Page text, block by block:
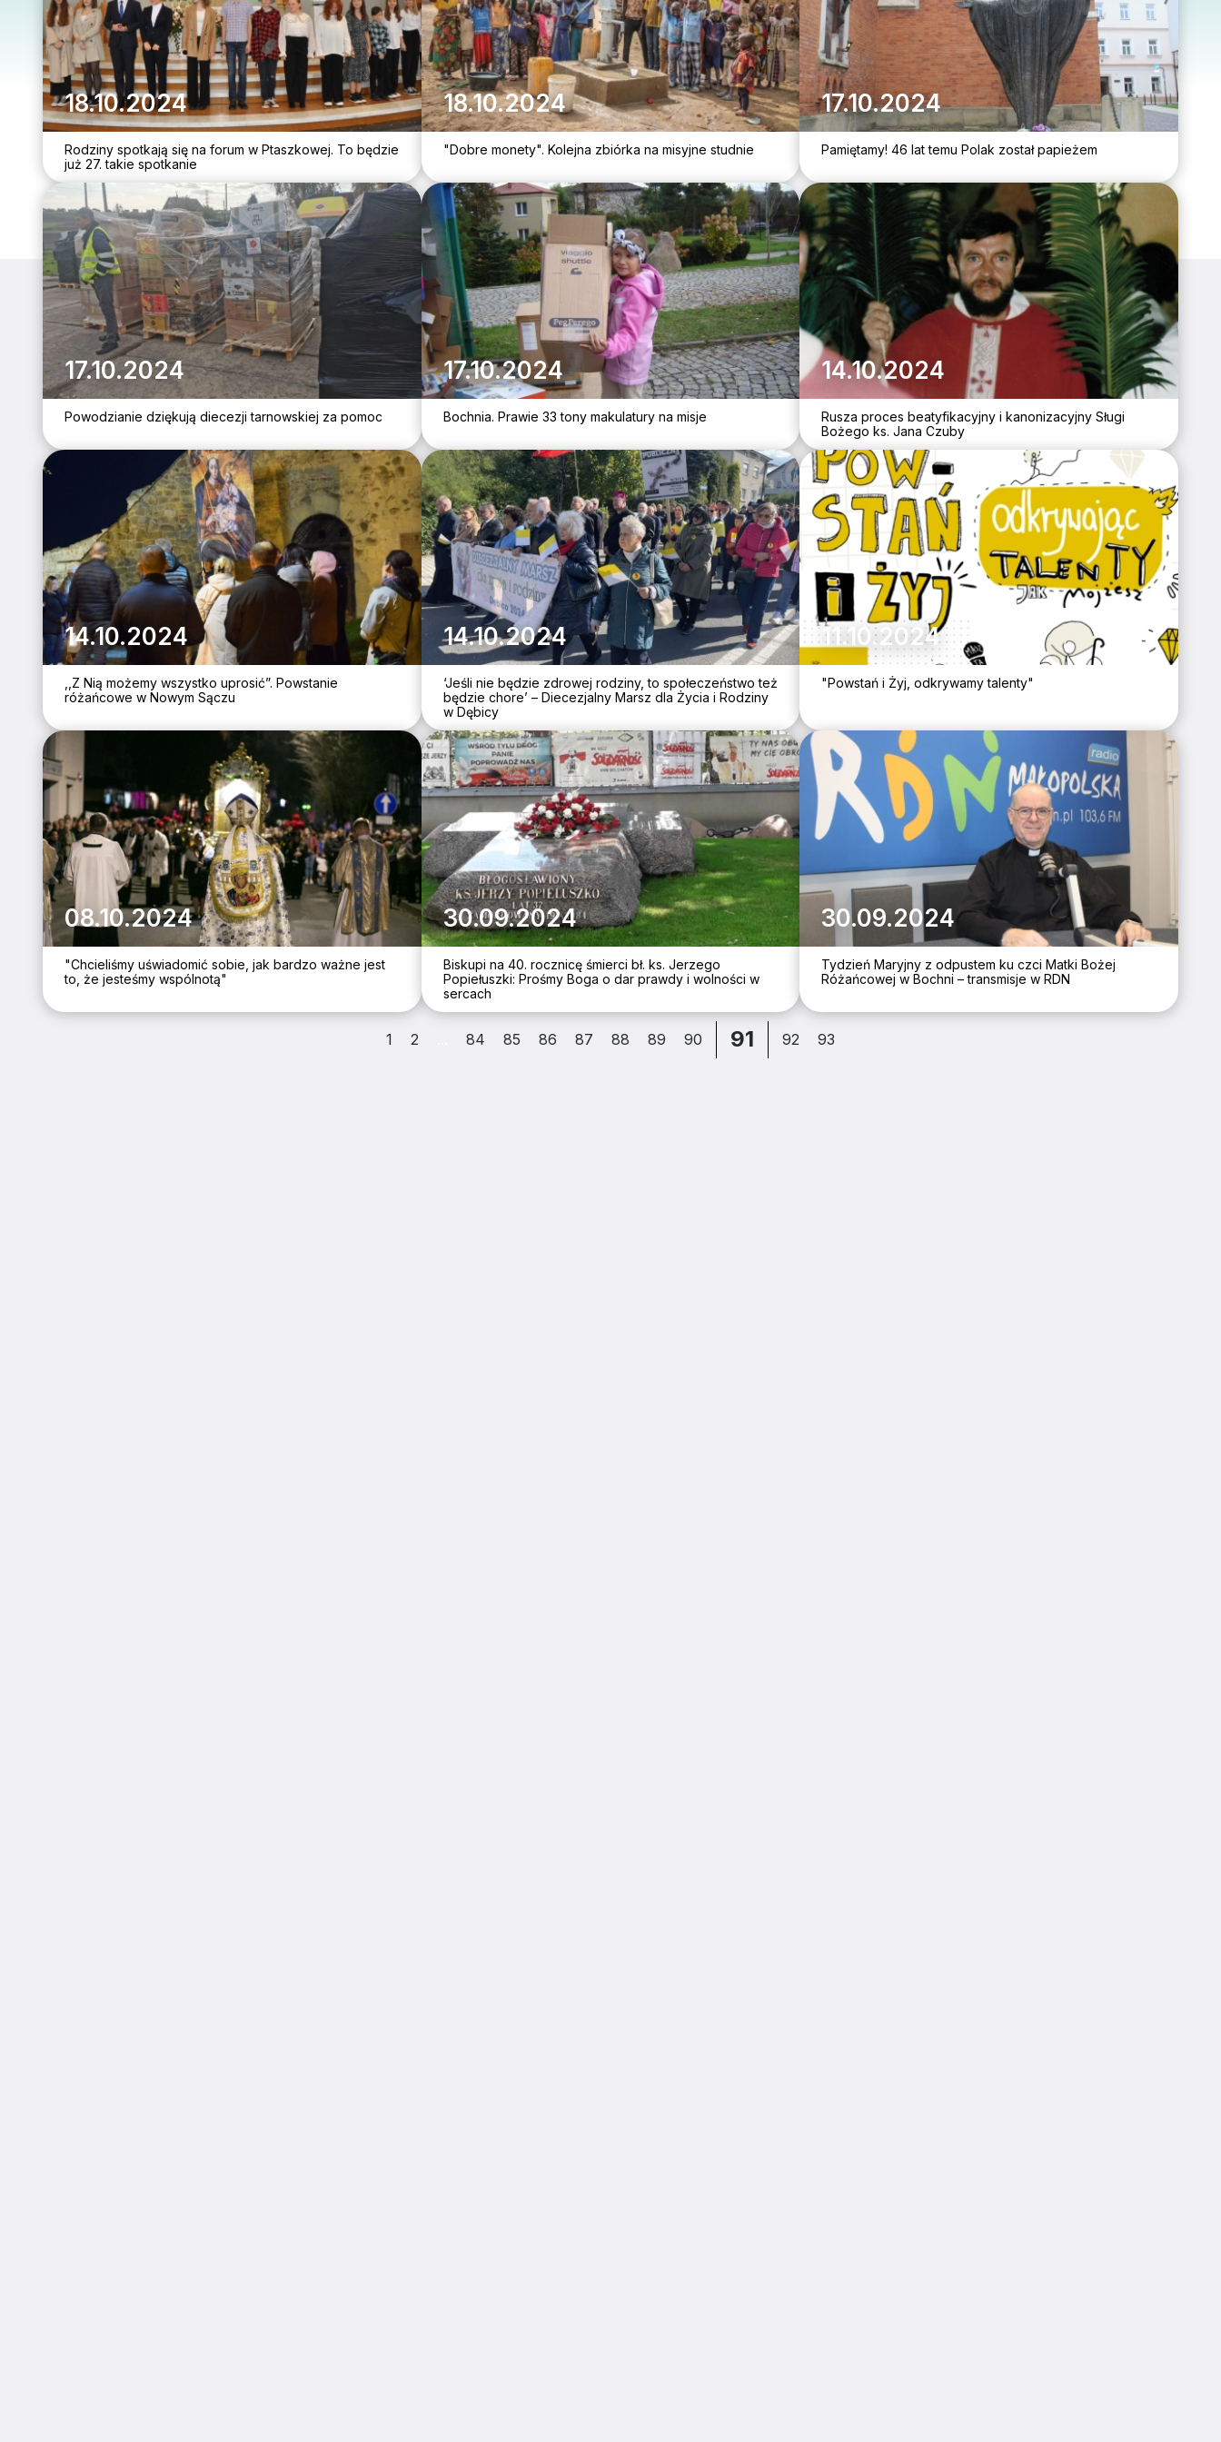
18.10.2024
Rodziny spotkają się na forum w Ptaszkowej. To będzie
już 27. takie spotkanie
18.10.2024
"Dobre monety". Kolejna zbiórka na misyjne studnie
17.10.2024
Pamiętamy! 46 lat temu Polak został papieżem
17.10.2024
Powodzianie dziękują diecezji tarnowskiej za pomoc
17.10.2024
Bochnia. Prawie 33 tony makulatury na misje
14.10.2024
Rusza proces beatyfikacyjny i kanonizacyjny Sługi
Bożego ks. Jana Czuby
14.10.2024
,,Z Nią możemy wszystko uprosić”. Powstanie
różańcowe w Nowym Sączu
14.10.2024
‘Jeśli nie będzie zdrowej rodziny, to społeczeństwo też
będzie chore’ – Diecezjalny Marsz dla Życia i Rodziny
w Dębicy
11.10.2024
"Powstań i Żyj, odkrywamy talenty"
08.10.2024
"Chcieliśmy uświadomić sobie, jak bardzo ważne jest
to, że jesteśmy wspólnotą"
30.09.2024
Biskupi na 40. rocznicę śmierci bł. ks. Jerzego
Popiełuszki: Prośmy Boga o dar prawdy i wolności w
sercach
30.09.2024
Tydzień Maryjny z odpustem ku czci Matki Bożej
Różańcowej w Bochni – transmisje w RDN
1 2 84 85 86 87 88 89 90 91 92 93
ZAINSTALUJ DIECEZJATARNOW.PL NA SWOIM SMARTFONIE I BĄDŹ NA BIEŻĄCO